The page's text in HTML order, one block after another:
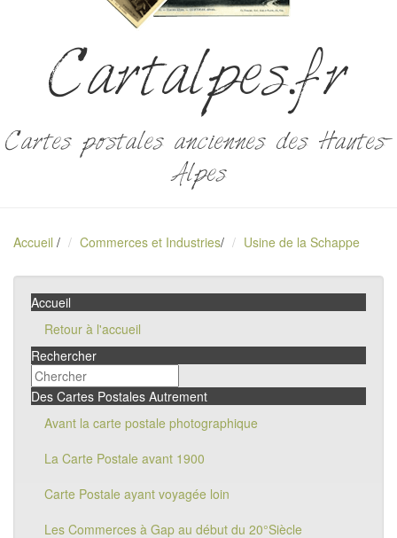
Cartalpes.fr
Cartes postales anciennes des Hautes-
Alpes
Accueil / Commerces et Industries/ Usine de la Schappe
Accueil
Retour à l'accueil
Rechercher
Des Cartes Postales Autrement
Avant la carte postale photographique
La Carte Postale avant 1900
Carte Postale ayant voyagée loin
Les Commerces à Gap au début du 20°Siècle